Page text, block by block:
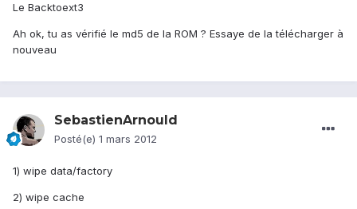
Le Backtoext3
Ah ok, tu as vérifié le md5 de la ROM ? Essaye de la télécharger à
nouveau
SebastienArnould
Posté(e) 1 mars 2012
1) wipe data/factory
2) wipe cache